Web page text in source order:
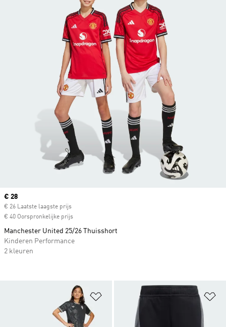
Op verlanglijst zetten
Current price
€ 28
€ 26 Laatste laagste prijs
€ 40 Oorspronkelijke prijs
Manchester United 25/26 Thuisshort
Kinderen Performance
2 kleuren